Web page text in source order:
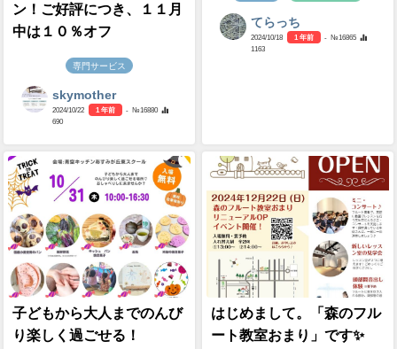
ン！ご好評につき、１１月
中は１０％オフ
専門サービス
skymother
2024/10/22 1 年前
- №16880
690
てらっち
2024/10/18 1 年前
- №16865
1163
子どもから大人までのんび
り楽しく過ごせる！
はじめまして。「森のフル
ート教室おまり」です✨